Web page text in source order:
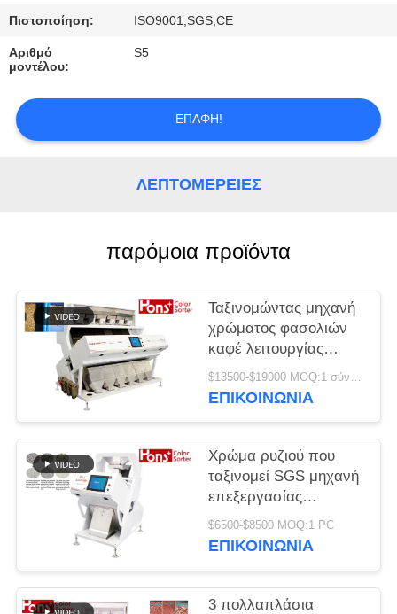
ΕΠΑΦΉ
ΜΕ
ΖΗΤΉΣΤΕ
ΈΝΑ
ΑΠΌΣΠΑΣΜΑ
PRIVACY
POLICY
Πιστοποίηση: ISO9001,SGS,CE
Αριθμό
μοντέλου:
S5
ΕΠΑΦΉ!
ΛΕΠΤΟΜΈΡΕΙΕΣ
παρόμοια προϊόντα
Ταξινομώντας μηχανή
χρώματος φασολιών
καφέ λειτουργίας
FPGA πολλαπλάσια
$13500-$19000 MOQ:1 σύνολο
ΕΠΙΚΟΙΝΩΝΊΑ
Χρώμα ρυζιού που
ταξινομεί SGS μηχανή
επεξεργασίας
διαχωριστών
εικονοκυττάρου 54
$6500-$8500 MOQ:1 PC
ΕΠΙΚΟΙΝΩΝΊΑ
3 πολλαπλάσια